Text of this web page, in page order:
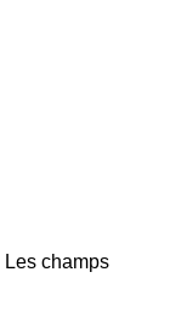
Les champs